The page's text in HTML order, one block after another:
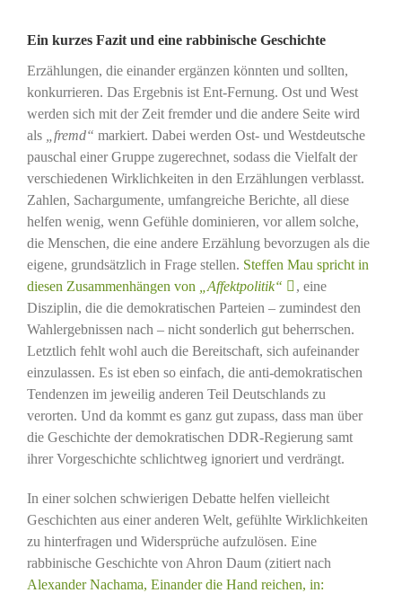
Ein kurzes Fazit und eine rabbinische Geschichte
Erzählungen, die einander ergänzen könnten und sollten,
konkurrieren. Das Ergebnis ist Ent-Fernung. Ost und West
werden sich mit der Zeit fremder und die andere Seite wird
als
„fremd“ markiert. Dabei werden Ost- und Westdeutsche
pauschal einer Gruppe zugerechnet, sodass die Vielfalt der
verschiedenen Wirklichkeiten in den Erzählungen verblasst.
Zahlen, Sachargumente, umfangreiche Berichte, all diese
helfen wenig, wenn Gefühle dominieren, vor allem solche,
die Menschen, die eine andere Erzählung bevorzugen als die
eigene, grundsätzlich in Frage stellen. Steffen Mau spricht in
diesen Zusammenhängen von
„Affektpolitik“
, eine
Disziplin, die die demokratischen Parteien – zumindest den
Wahlergebnissen nach – nicht sonderlich gut beherrschen.
Letztlich fehlt wohl auch die Bereitschaft, sich aufeinander
einzulassen. Es ist eben so einfach, die anti-demokratischen
Tendenzen im jeweilig anderen Teil Deutschlands zu
verorten. Und da kommt es ganz gut zupass, dass man über
die Geschichte der demokratischen DDR-Regierung samt
ihrer Vorgeschichte schlichtweg ignoriert und verdrängt.
In einer solchen schwierigen Debatte helfen vielleicht
Geschichten aus einer anderen Welt, gefühlte Wirklichkeiten
zu hinterfragen und Widersprüche aufzulösen. Eine
rabbinische Geschichte von Ahron Daum (zitiert nach
Alexander Nachama, Einander die Hand reichen, in: